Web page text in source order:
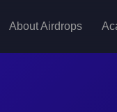
About Airdrops